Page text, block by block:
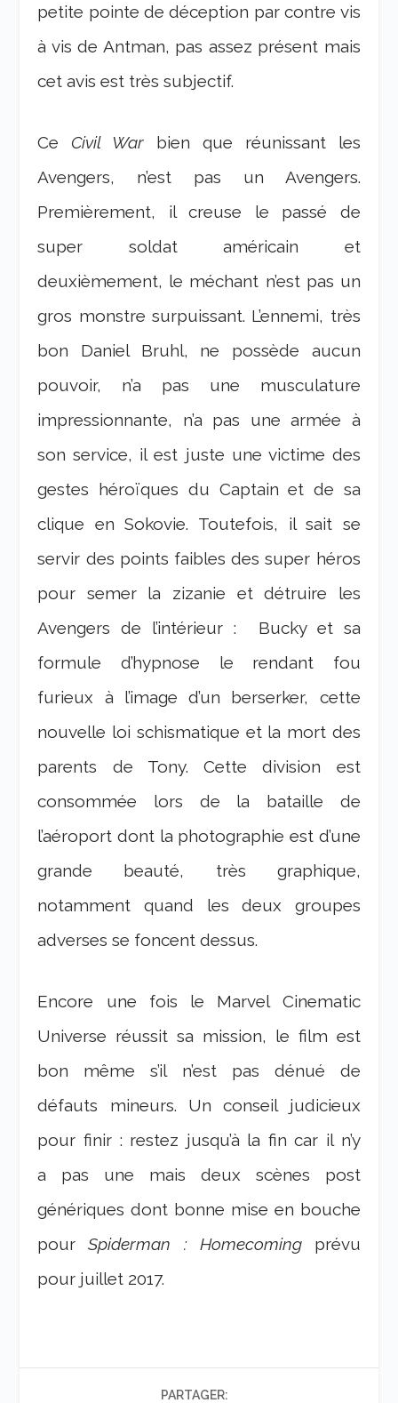
petite pointe de déception par contre vis
à vis de Antman, pas assez présent mais
cet avis est très subjectif.
Ce Civil War
bien que réunissant les
Avengers, n’est pas un Avengers.
Premièrement, il creuse le passé de
super soldat américain et
deuxièmement, le méchant n’est pas un
gros monstre surpuissant. L’ennemi, très
bon Daniel Bruhl, ne possède aucun
pouvoir, n’a pas une musculature
impressionnante, n’a pas une armée à
son service, il est juste une victime des
gestes héroïques du Captain et de sa
clique en Sokovie. Toutefois, il sait se
servir des points faibles des super héros
pour semer la zizanie et détruire les
Avengers de l’intérieur : Bucky et sa
formule d’hypnose le rendant fou
furieux à l’image d’un berserker, cette
nouvelle loi schismatique et la mort des
parents de Tony. Cette division est
consommée lors de la bataille de
l’aéroport dont la photographie est d’une
grande beauté, très graphique,
notamment quand les deux groupes
adverses se foncent dessus.
Encore une fois le Marvel Cinematic
Universe réussit sa mission, le film est
bon même s’il n’est pas dénué de
défauts mineurs. Un conseil judicieux
pour finir : restez jusqu’à la fin car il n’y
a pas une mais deux scènes post
génériques dont bonne mise en bouche
pourSpiderman : Homecomingprévu
pour juillet 2017.
PARTAGER: